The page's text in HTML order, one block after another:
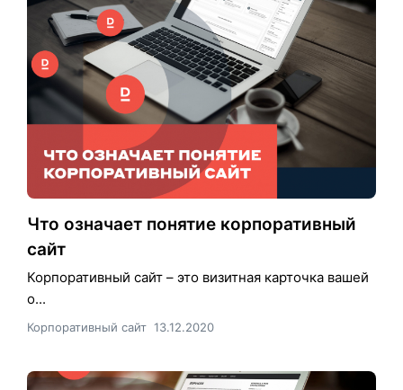
Что означает понятие корпоративный
сайт
Корпоративный сайт – это визитная карточка вашей
о...
Корпоративный сайт 13.12.2020